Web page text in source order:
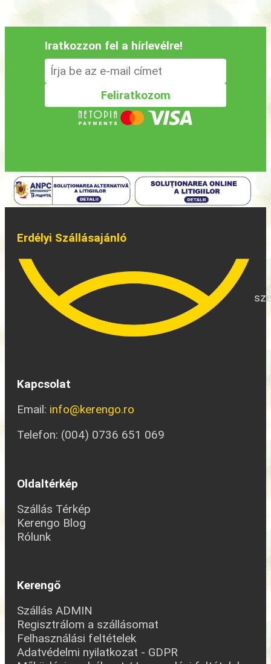
Iratkozzon fel a hírlevélre!
Erdélyi Szállásajánló
Kapcsolat
Email: info@kerengo.ro
Telefon: (004) 0736 651 069
Oldaltérkép
Szállás Térkép
Kerengo Blog
Rólunk
Kerengő
Szállás ADMIN
Regisztrálom a szállásomat
Felhasználási feltételek
Adatvédelmi nyilatkozat - GDPR